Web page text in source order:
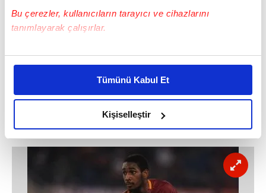
Bu çerezler, kullanıcıların tarayıcı ve cihazlarını
tanımlayarak çalışırlar.
Bu çerezlere izin vermeniz halinde sizlere özel
daha iyi reklam deneyimi yaşatabiliriz. Bunu yaparken
amacımızın size daha iyi bir reklam deneyimi sunmak
olduğunu ve sizlere en iyi içerikleri sunabilmek adına
elimizden gelen çabayı gösterdiğimizi ve bu noktada,
reklamların maliyetlerimizi karşılamak noktasında tek gelir
kalemimiz olduğunu sizlere hatırlatmak isteriz.
Her halükârda, kullanıcılar, bu çerezlere izin vermedikleri
Tümünü Kabul Et
Kişiselleştir
İtalyan kulübü, Beşiktaş'ın bu önerisine sıcak
bakıyor. Sağ kanatta ve orta alanın
ortasında oynayabilen 21 yaşındaki Gerson
müthiş tekniği ile biliniyor. Sambacı 2016'da
16 milyon Euro'ya Fluminense'den alındı.